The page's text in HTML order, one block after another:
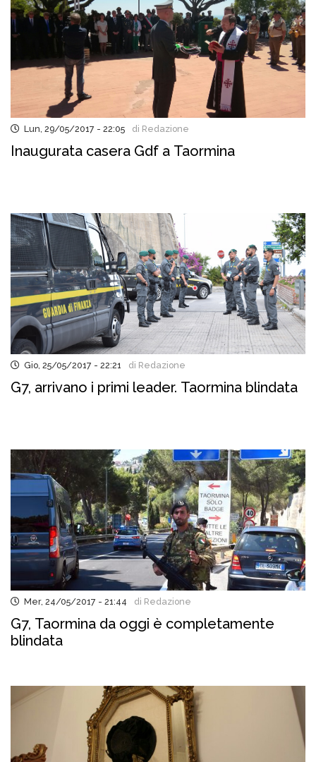
Lun, 29/05/2017 - 22:05 di Redazione
Inaugurata casera Gdf a Taormina
Gio, 25/05/2017 - 22:21 di Redazione
G7, arrivano i primi leader. Taormina blindata
Mer, 24/05/2017 - 21:44 di Redazione
G7, Taormina da oggi è completamente
blindata